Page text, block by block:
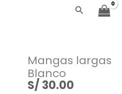
Buscar
Mangas largas
Blanco
S/ 30.00